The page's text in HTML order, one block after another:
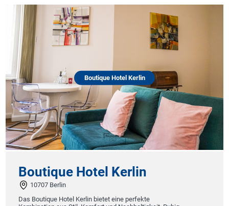
Boutique Hotel Kerlin
Boutique Hotel Kerlin
10707 Berlin
Das Boutique Hotel Kerlin bietet eine perfekte